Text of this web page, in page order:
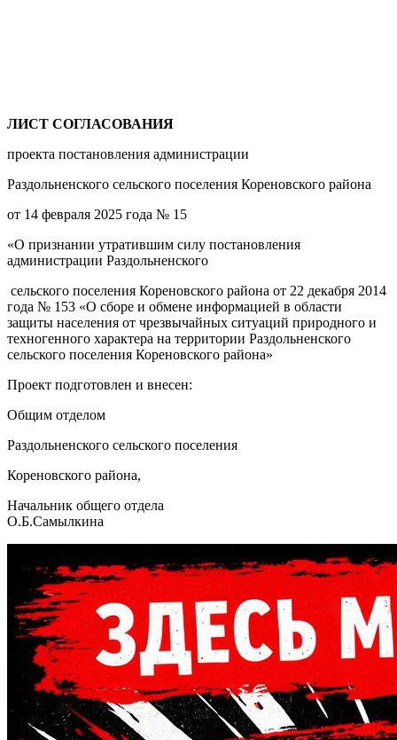
ЛИСТ СОГЛАСОВАНИЯ
проекта постановления администрации
Раздольненского сельского поселения Кореновского района
от 14 февраля 2025 года № 15
«О признании утратившим силу постановления
администрации Раздольненского
сельского поселения Кореновского района от 22 декабря 2014
года № 153 «О сборе и обмене информацией в области
защиты населения от чрезвычайных ситуаций природного и
техногенного характера на территории Раздольненского
сельского поселения Кореновского района»
Проект подготовлен и внесен:
Общим отделом
Раздольненского сельского поселения
Кореновского района,
Начальник общего отдела
О.Б.Самылкина